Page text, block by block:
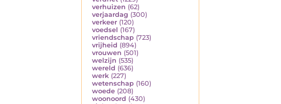
verhuizen (62)
verjaardag (300)
verkeer (120)
voedsel (167)
vriendschap (723)
vrijheid (894)
vrouwen (501)
welzijn (535)
wereld (636)
werk (227)
wetenschap (160)
woede (208)
woonoord (430)